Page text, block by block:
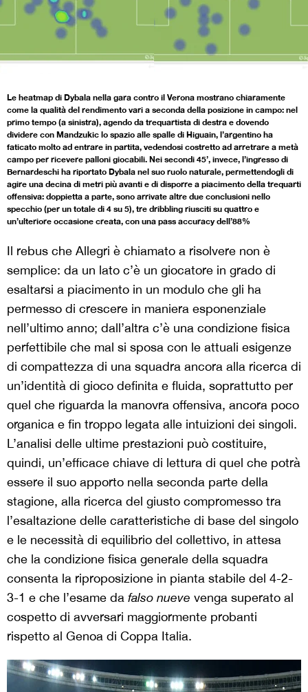
Le heatmap di Dybala nella gara contro il Verona mostrano chiaramente
come la qualità del rendimento vari a seconda della posizione in campo: nel
primo tempo (a sinistra), agendo da trequartista di destra e dovendo
dividere con Mandzukic lo spazio alle spalle di Higuain, l’argentino ha
faticato molto ad entrare in partita, vedendosi costretto ad arretrare a metà
campo per ricevere palloni giocabili. Nei secondi 45’, invece, l’ingresso di
Bernardeschi ha riportato Dybala nel suo ruolo naturale, permettendogli di
agire una decina di metri più avanti e di disporre a piacimento della trequarti
offensiva: doppietta a parte, sono arrivate altre due conclusioni nello
specchio (per un totale di 4 su 5), tre dribbling riusciti su quattro e
un’ulteriore occasione creata, con una pass accuracy dell’88%
Il rebus che Allegri è chiamato a risolvere non è
semplice: da un lato c’è un giocatore in grado di
esaltarsi a piacimento in un modulo che gli ha
permesso di crescere in maniera esponenziale
nell’ultimo anno; dall’altra c’è una condizione fisica
perfettibile che mal si sposa con le attuali esigenze
di compattezza di una squadra ancora alla ricerca di
un’identità di gioco definita e fluida, soprattutto per
quel che riguarda la manovra offensiva, ancora poco
organica e fin troppo legata alle intuizioni dei singoli.
L’analisi delle ultime prestazioni può costituire,
quindi, un’efficace chiave di lettura di quel che potrà
essere il suo apporto nella seconda parte della
stagione, alla ricerca del giusto compromesso tra
l’esaltazione delle caratteristiche di base del singolo
e le necessità di equilibrio del collettivo, in attesa
che la condizione fisica generale della squadra
consenta la riproposizione in pianta stabile del 4-2-
3-1 e che l’esame da falso nueve venga superato al
cospetto di avversari maggiormente probanti
rispetto al Genoa di Coppa Italia.